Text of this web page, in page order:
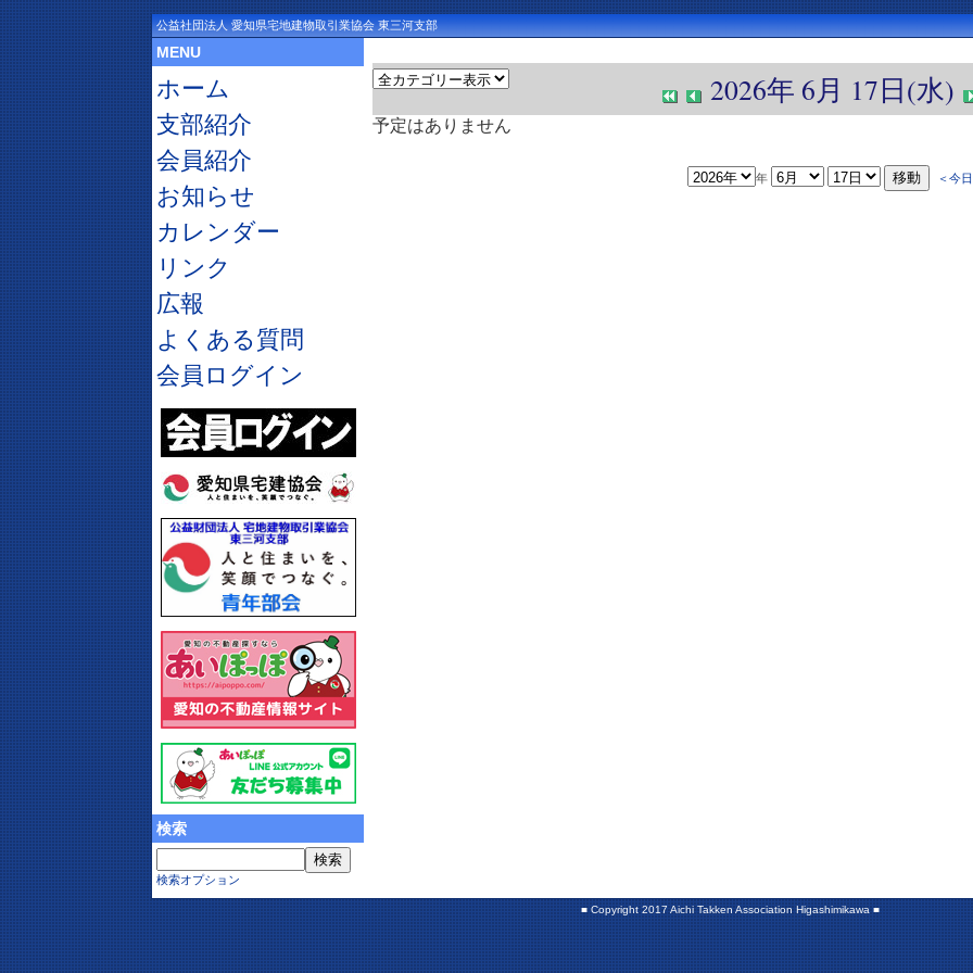
公益社団法人 愛知県宅地建物取引業協会 東三河支部
2026年 6月 17日(水)
予定はありません
年 ＜今
MENU
ホーム
支部紹介
会員紹介
お知らせ
カレンダー
リンク
広報
よくある質問
会員ログイン
検索
検索オプション
■ Copyright 2017 Aichi Takken Association Higashimikawa ■